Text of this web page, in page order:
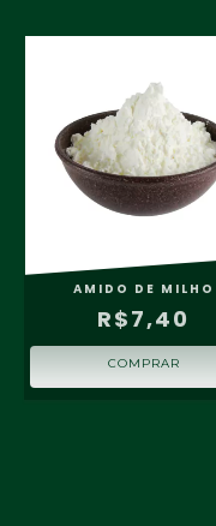
AMIDO DE MILHO
R$7,40
COMPRAR